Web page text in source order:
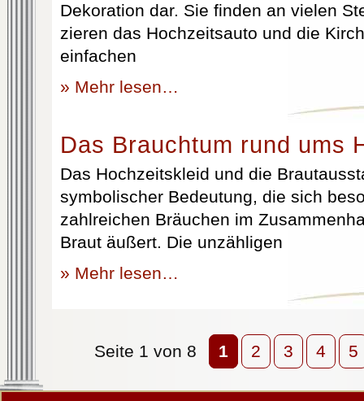
Dekoration dar. Sie finden an vielen
zieren das Hochzeitsauto und die
einfachen
» Mehr lesen…
Das Brauchtum rund ums
Das Hochzeitskleid und die
symbolischer Bedeutung, die sich
zahlreichen Bräuchen im
Braut äußert. Die unzähligen
» Mehr lesen…
Seite 1 von 8 1 2 3 4 5